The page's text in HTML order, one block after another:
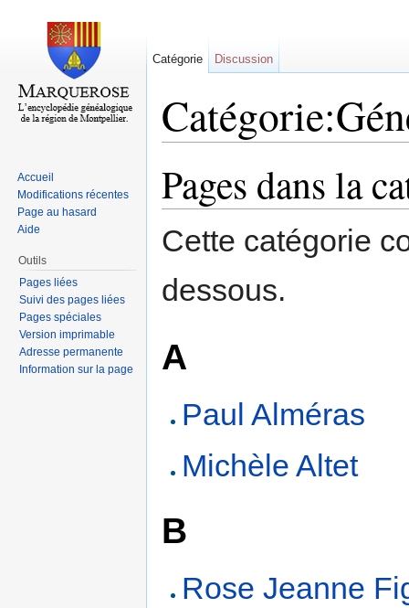
Pages dans la
Cette catégorie
dessous.
A
Paul Alméras
Michèle Altet
B
Rose Jeanne
Catégorie Discussion
Accueil
Modifications récentes
Page au hasard
Aide
Outils
Pages liées
Suivi des pages liées
Pages spéciales
Version imprimable
Adresse permanente
Information sur la page